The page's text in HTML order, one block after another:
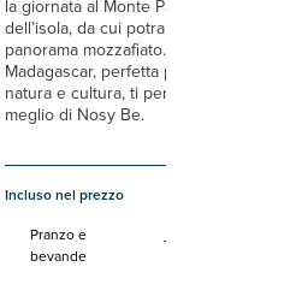
la giornata al Monte Passot, il punto più
dell’isola, da cui potrai ammirare un
panorama mozzafiato. Questa
Madagascar, perfetta per chi ama
natura e cultura, ti permetterà di
meglio di Nosy Be.
Incluso nel prezzo
Pranzo e
bevande
Transfer